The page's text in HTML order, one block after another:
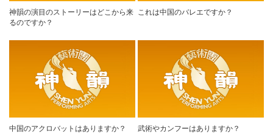
神韻の演目のストーリーはどこから来
るのですか？
これは中国のバレエですか？
中国のアクロバットはありますか？ 武術やカンフーはありますか？